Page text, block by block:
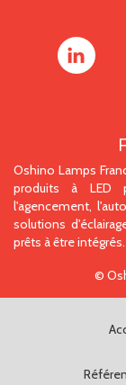
Oshino Lamps
produits à LED
l'agencement,
solutions
prêts à être intégrés.
©